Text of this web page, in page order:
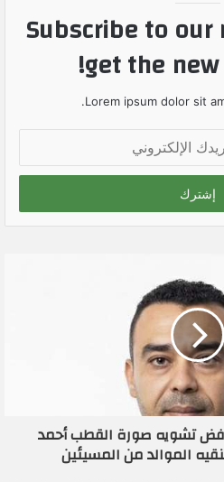
Subscribe to
get the
Lorem ipsum dolor sit
تشويه صورة القطب أحمد
الموالد من المسيئين